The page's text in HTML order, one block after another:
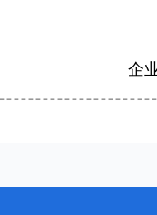
企